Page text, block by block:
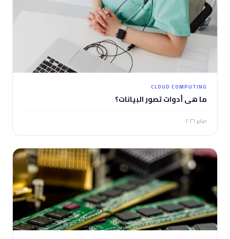
CLOUD COMPUTING
ما هي أدوات تصور البيانات؟
يناير ٢٠٢٦